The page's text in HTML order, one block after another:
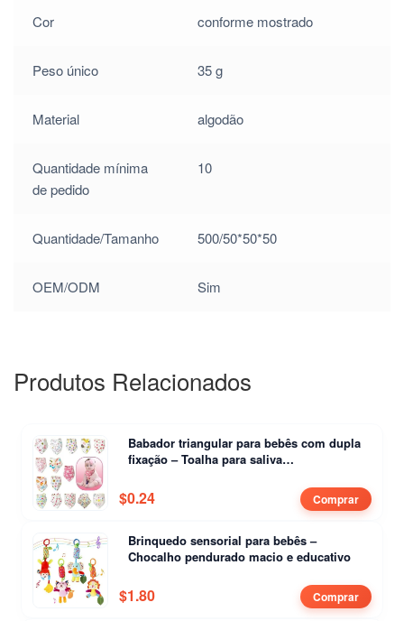
$0.60
/
/
/
$0.60
$0.60
/
$0.60
Cor conforme mostrado
Peso único 35 g
Material algodão
Quantidade mínima
de pedido
10
Quantidade/Tamanho 500/50*50*50
OEM/ODM Sim
Produtos Relacionados
Babador triangular para bebês com dupla
fixação – Toalha para saliva
$0.24 Comprar
Brinquedo sensorial para bebês –
Chocalho pendurado macio e educativo
$1.80 Comprar